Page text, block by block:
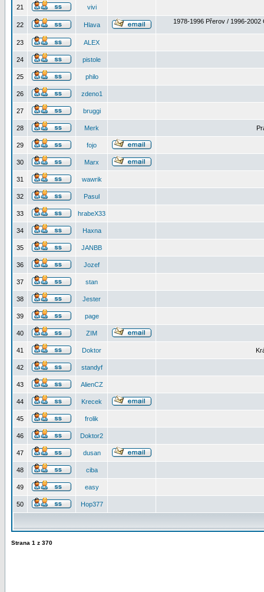
21 vivi
22 Hlava 1978-1996 Přerov / 1996-2002
23 ALEX
24 pistole
25 philo
26 zdeno1
27 bruggi
28 Merk
29 fojo
30 Marx
31 wawrik
32 Pasul
33 hrabeX33
34 Haxna
35 JANBB
36 Jozef
37 stan
38 Jester
39 page
40 ZIM
41 Doktor
42 standyf
43 AlienCZ
44 Krecek
45 frolik
46 Doktor2
47 dusan
48 ciba
49 easy
50 Hop377
Strana 1 z 370